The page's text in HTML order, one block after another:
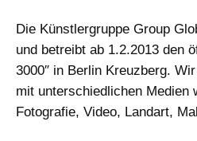
Die Künstlergruppe Group
und betreibt ab 1.2.2013 den
3000″ in Berlin Kreuzberg.
mit unterschiedlichen Medien
Fotografie, Video, Landart,